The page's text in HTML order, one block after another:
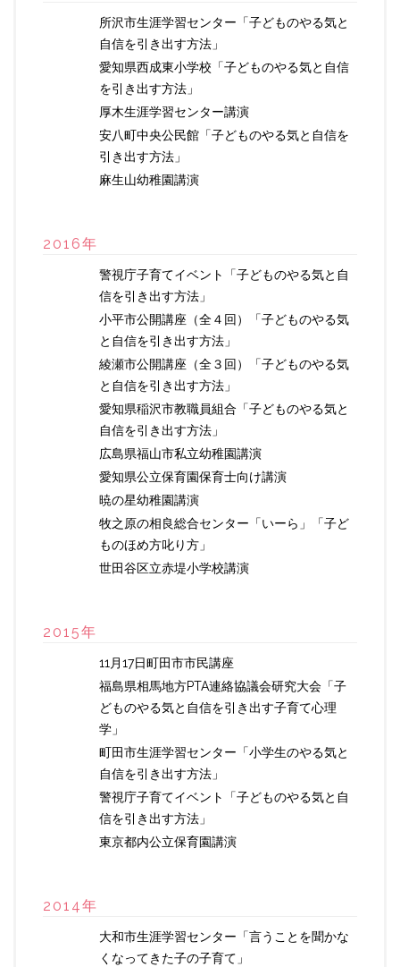
所沢市生涯学習センター「子どものやる気と
自信を引き出す方法」
愛知県西成東小学校「子どものやる気と自信
を引き出す方法」
厚木生涯学習センター講演
安八町中央公民館「子どものやる気と自信を
引き出す方法」
麻生山幼稚園講演
2016年
警視庁子育てイベント「子どものやる気と自
信を引き出す方法」
小平市公開講座（全４回）「子どものやる気
と自信を引き出す方法」
綾瀬市公開講座（全３回）「子どものやる気
と自信を引き出す方法」
愛知県稲沢市教職員組合「子どものやる気と
自信を引き出す方法」
広島県福山市私立幼稚園講演
愛知県公立保育園保育士向け講演
暁の星幼稚園講演
牧之原の相良総合センター「いーら」「子ど
ものほめ方叱り方」
世田谷区立赤堤小学校講演
2015年
11月17日町田市市民講座
福島県相馬地方PTA連絡協議会研究大会「子
どものやる気と自信を引き出す子育て心理
学」
町田市生涯学習センター「小学生のやる気と
自信を引き出す方法」
警視庁子育てイベント「子どものやる気と自
信を引き出す方法」
東京都内公立保育園講演
2014年
大和市生涯学習センター「言うことを聞かな
くなってきた子の子育て」